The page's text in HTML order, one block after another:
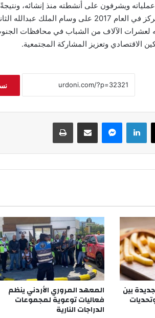
ويشرفون على أنشطته منذ إنشائه،
خدمة المجتمع، حصل المركز في العام 2017 على
لعشرات الآلاف من الشباب في محافظات
الاقتصادي وتعزيز المشاركة المجتمعية.
لينكدإن
بين المعهد المروري الأردني ينظم
فعاليات توعوية لمجموعات
الدراجات النارية